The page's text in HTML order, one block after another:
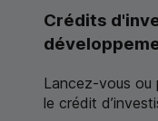
Crédits
Lancez-vous ou
le crédit